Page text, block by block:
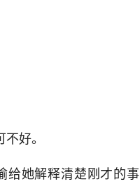
好。
给她解释清楚刚才的事